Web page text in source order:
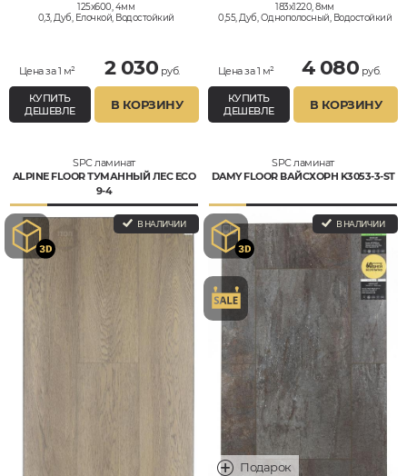
125x600, 4мм
0,3, Дуб, Елочкой, Водостойкий
Цена за 1 м² 2 030 руб.
КУПИТЬ
ДЕШЕВЛЕ
В КОРЗИНУ
183x1220, 8мм
0,55, Дуб, Однополосный, Водостойкий
Цена за 1 м² 4 080 руб.
КУПИТЬ
ДЕШЕВЛЕ
В КОРЗИНУ
SPC ламинат
ALPINE FLOOR ТУМАННЫЙ ЛЕС ECO
9-4
В НАЛИЧИИ
SPC ламинат
DAMY FLOOR ВАЙСХОРН K3053-3-ST
В НАЛИЧИИ